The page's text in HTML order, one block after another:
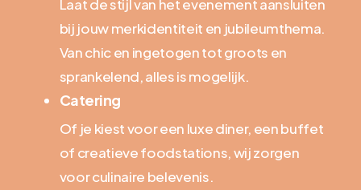
Laat de stijl van het evenement aansluiten
bij jouw merkidentiteit en jubileumthema.
Van chic en ingetogen tot groots en
sprankelend, alles is mogelijk.
Catering
Of je kiest voor een luxe diner, een buffet
of creatieve foodstations, wij zorgen
voor culinaire belevenis.